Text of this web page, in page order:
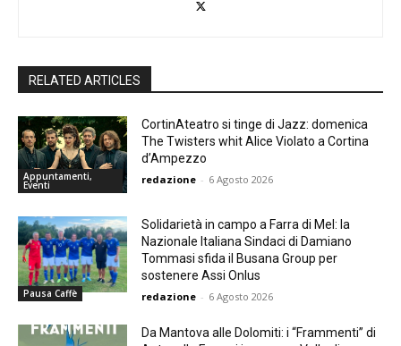
RELATED ARTICLES
Appuntamenti,
Eventi
CortinAteatro si tinge di Jazz: domenica
The Twisters whit Alice Violato a Cortina
d’Ampezzo
redazione - 6 Agosto 2026
Pausa Caffè
Solidarietà in campo a Farra di Mel: la
Nazionale Italiana Sindaci di Damiano
Tommasi sfida il Busana Group per
sostenere Assi Onlus
redazione - 6 Agosto 2026
Da Mantova alle Dolomiti: i “Frammenti” di